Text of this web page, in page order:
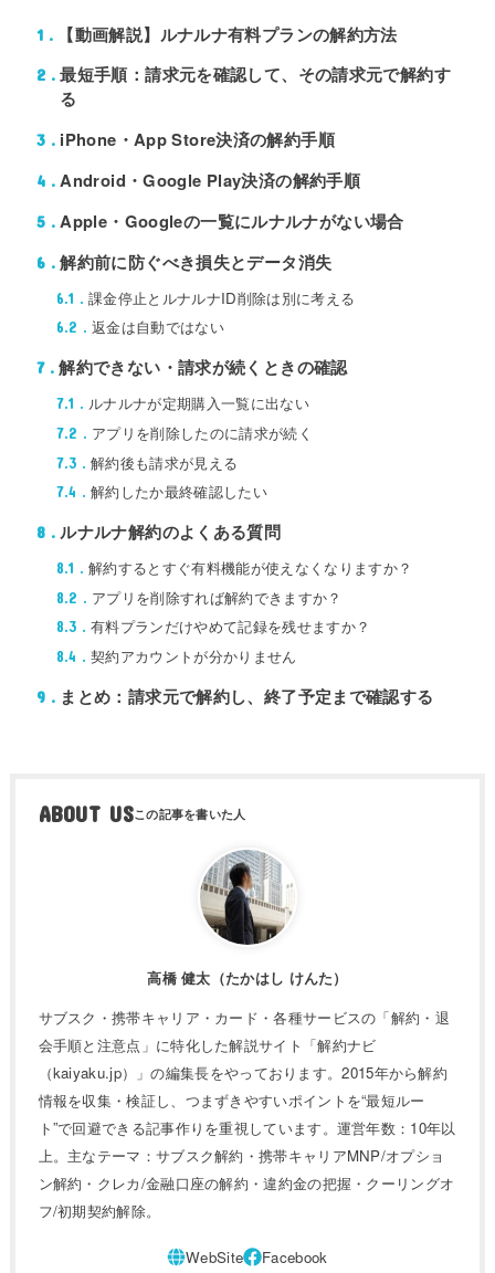
1 【動画解説】ルナルナ有料プランの解約方法
2
最短手順：請求元を確認して、その請求元で解約す
る
3 iPhone・App Store決済の解約手順
4 Android・Google Play決済の解約手順
5 Apple・Googleの一覧にルナルナがない場合
6 解約前に防ぐべき損失とデータ消失
6.1 課金停止とルナルナID削除は別に考える
6.2 返金は自動ではない
7 解約できない・請求が続くときの確認
7.1 ルナルナが定期購入一覧に出ない
7.2 アプリを削除したのに請求が続く
7.3 解約後も請求が見える
7.4 解約したか最終確認したい
8 ルナルナ解約のよくある質問
8.1 解約するとすぐ有料機能が使えなくなりますか？
8.2 アプリを削除すれば解約できますか？
8.3 有料プランだけやめて記録を残せますか？
8.4 契約アカウントが分かりません
9 まとめ：請求元で解約し、終了予定まで確認する
ABOUT US
高橋 健太（たかはし けんた）
サブスク・携帯キャリア・カード・各種サービスの「解約・退
会手順と注意点」に特化した解説サイト「解約ナビ
（kaiyaku.jp）」の編集長をやっております。2015年から解約
情報を収集・検証し、つまずきやすいポイントを“最短ルー
ト”で回避できる記事作りを重視しています。運営年数：10年以
上。主なテーマ：サブスク解約・携帯キャリアMNP/オプショ
ン解約・クレカ/金融口座の解約・違約金の把握・クーリングオ
フ/初期契約解除。